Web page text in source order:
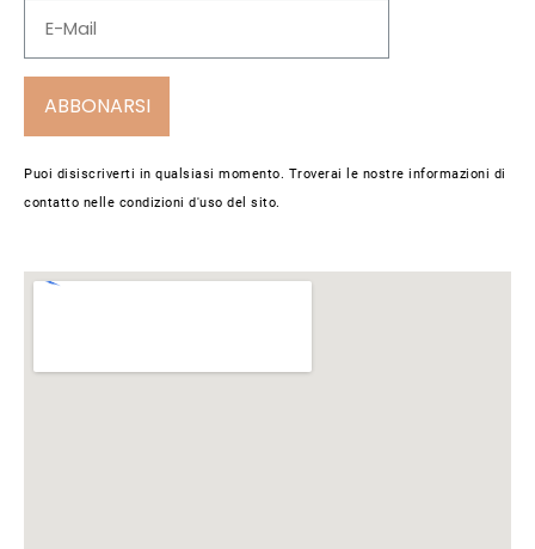
ABBONARSI
Puoi disiscriverti in qualsiasi momento. Troverai le nostre informazioni di
contatto nelle condizioni d'uso del sito.